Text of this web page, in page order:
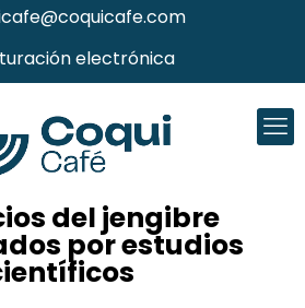
electrónica
del jengibre
por estudios